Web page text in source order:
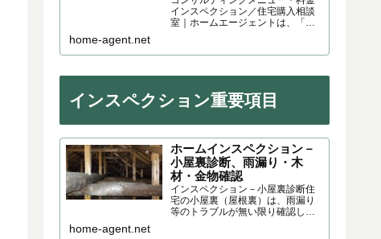
インスペクション／住宅購入相談
室｜ホームエージェントは、「家
ィング事務所です。茨城県・千葉
コンサルティングサービスを提供...
home-agent.net
インスペクション重要項目
ホームインスペクション－
小屋裏診断、雨漏り・木
材・金物確認
インスペクション－小屋裏診断住
宅の小屋裏（屋根裏）は、雨漏り
等のトラブルが無い限り確認しな
home-agent.net